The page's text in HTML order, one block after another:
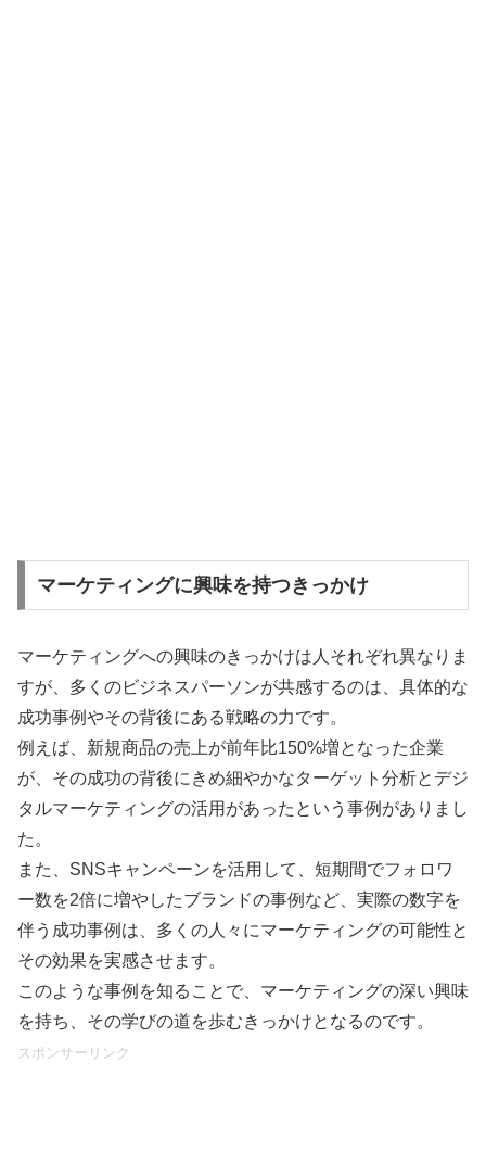
マーケティングに興味を持つきっかけ
マーケティングへの興味のきっかけは人それぞれ異なりま
すが、多くのビジネスパーソンが共感するのは、具体的な
成功事例やその背後にある戦略の力です。
例えば、新規商品の売上が前年比150%増となった企業
が、その成功の背後にきめ細やかなターゲット分析とデジ
タルマーケティングの活用があったという事例がありまし
た。
また、SNSキャンペーンを活用して、短期間でフォロワ
ー数を2倍に増やしたブランドの事例など、実際の数字を
伴う成功事例は、多くの人々にマーケティングの可能性と
その効果を実感させます。
このような事例を知ることで、マーケティングの深い興味
を持ち、その学びの道を歩むきっかけとなるのです。
スポンサーリンク